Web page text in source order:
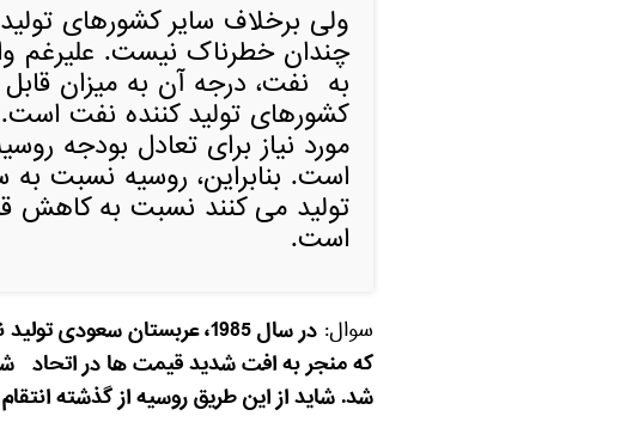
ولی برخلاف سایر کشورهای
چندان خطرناک نیست. علیرغم
به نفت، درجه آن به میزان
کشورهای تولید کننده نفت
مورد نیاز برای تعادل بودجه
است. بنابراین، روسیه نسبت
تولید می کنند نسبت به کاهش
است.
سوال:
در سال 1985، عربستان
که منجر به افت شدید قیمت ها در
شد. شاید از این طریق روسیه از گذشته